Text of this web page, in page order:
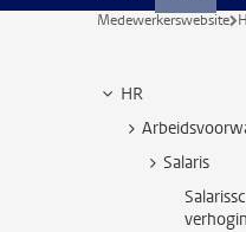
Medewerkerswebsite
HR
Salaris